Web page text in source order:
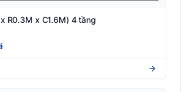
R0.3M x C1.6M) 4 tầng